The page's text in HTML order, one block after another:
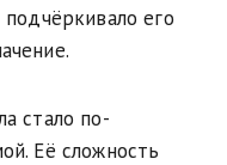
его
стало по-
Её сложность